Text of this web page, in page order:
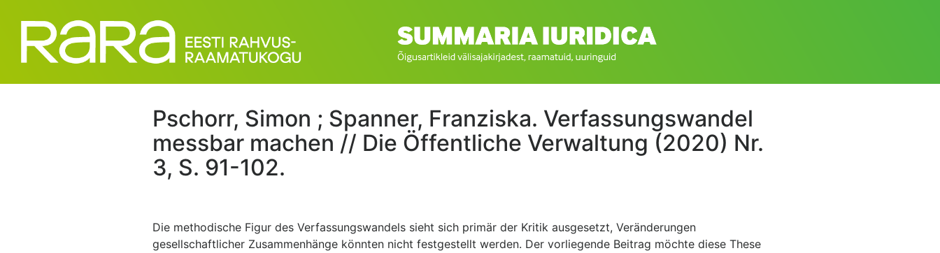
Pschorr, Simon ; Spanner, Franziska. Verfassungswandel
messbar machen // Die Öffentliche Verwaltung (2020) Nr.
3, S. 91-102.
Die methodische Figur des Verfassungswandels sieht sich primär der Kritik ausgesetzt, Veränderungen
gesellschaftlicher Zusammenhänge könnten nicht festgestellt werden. Der vorliegende Beitrag möchte diese These